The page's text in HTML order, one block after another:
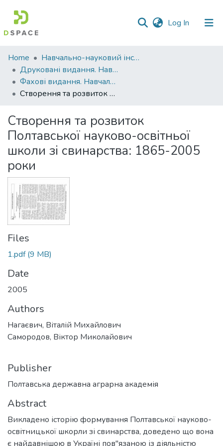
Log In (current)
Communities
&
Collections
All of DSpace
Statistics
Home
Навчально-науковий інститут агротехнологій, селекції та екології
Друковані видання. Навчально-науковий інститут агротехнологій, селекції та екології
Фахові видання. Навчально-науковий інститут агротехнологій, селекції та екології
Створення та розвиток Полтавської науково-освітньої школи зі свинарства: 1865-2005 роки
Створення та розвиток
Полтавської науково-освітньої
школи зі свинарства: 1865-2005
роки
Files
1.pdf(9 MB)
Date
2005
Authors
Нагаєвич, Віталій Михайлович
Самородов, Віктор Миколайович
Publisher
Полтавська державна аграрна академія
Abstract
Викладено історію формування Полтавської науково-
освітницької шкорли зі свинарства, доведено що вона
є найдавнішою в Україні пов"язаною із діяльністю